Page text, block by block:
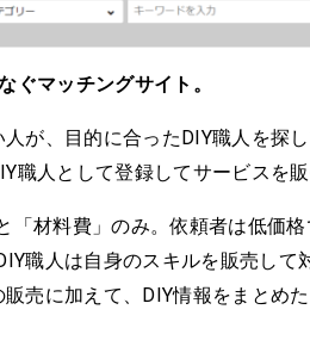
ぐマッチングサイト。
が、目的に合ったDIY職人を探
職人として登録してサービスを販
「材料費」のみ。依頼者は低価
職人は自身のスキルを販売して
売に加えて、DIY情報をまとめた